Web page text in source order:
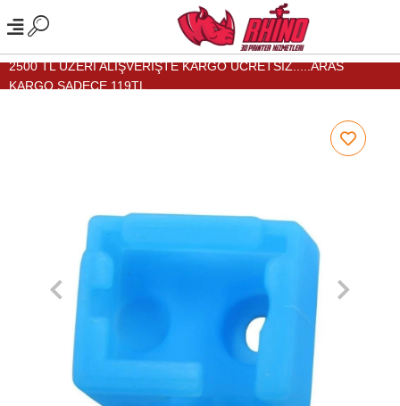
2500 TL ÜZERİ ALIŞVERİŞTE KARGO ÜCRETSİZ.....ARAS
KARGO SADECE 119TL...